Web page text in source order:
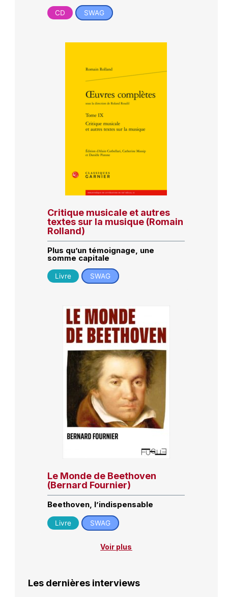
CD SWAG
Critique musicale et autres
textes sur la musique (Romain
Rolland)
Plus qu’un témoignage, une
somme capitale
Livre SWAG
Le Monde de Beethoven
(Bernard Fournier)
Beethoven, l’indispensable
Livre SWAG
Voir plus
Les dernières interviews